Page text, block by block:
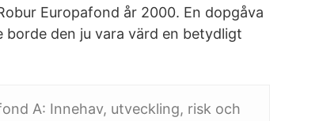
Europafond år 2000. En dopgåva
borde den ju vara värd en betydligt
A: Innehav, utveckling, risk och